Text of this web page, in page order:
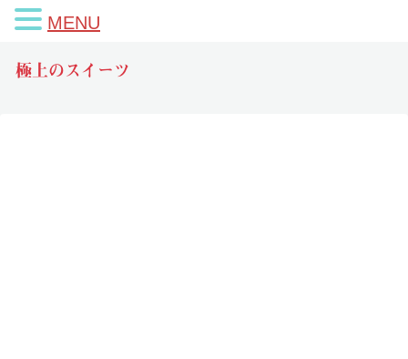
極上のスイーツ
MENU